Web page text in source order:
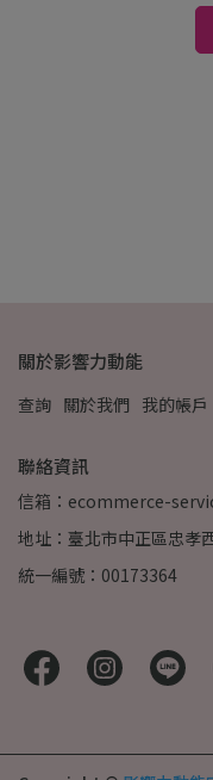
關於影響力動能
查詢 關於我們 我的帳戶
聯絡資訊
信箱：ecommerce-
地址：臺北市中正區忠孝
統一編號：00173364